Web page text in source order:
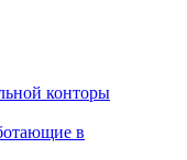
конторы
в